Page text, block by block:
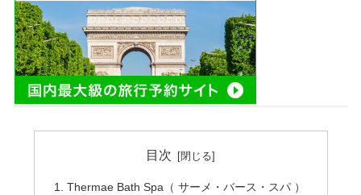
目次
Thermae Bath Spa（ サーメ・バース・スパ ）